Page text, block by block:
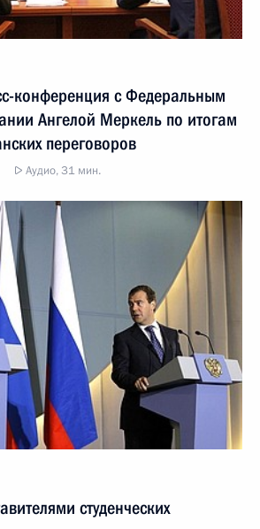
конференция с Федеральным
Ангелой Меркель по итогам
переговоров
Аудио, 31 мин.
студенческих